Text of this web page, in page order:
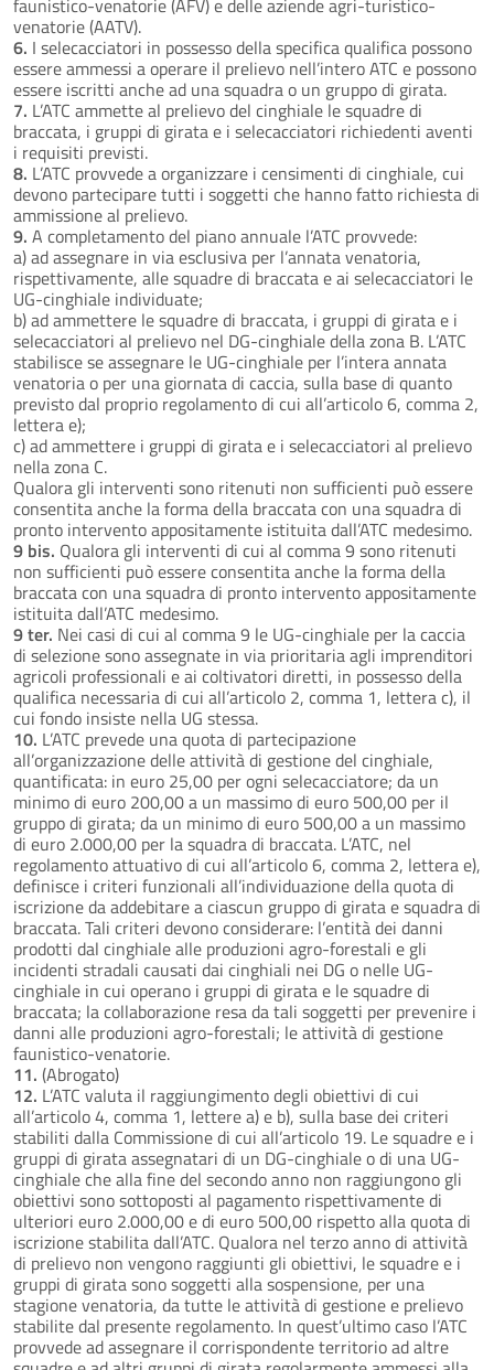
venatorie (AATV).
6. I selecacciatori in possesso della specifica qualifica possono
essere ammessi a operare il prelievo nell’intero ATC e possono
essere iscritti anche ad una squadra o un gruppo di girata.
7. L’ATC ammette al prelievo del cinghiale le squadre di
braccata, i gruppi di girata e i selecacciatori richiedenti aventi
i requisiti previsti.
8. L’ATC provvede a organizzare i censimenti di cinghiale, cui
devono partecipare tutti i soggetti che hanno fatto richiesta di
ammissione al prelievo.
9. A completamento del piano annuale l’ATC provvede:
a) ad assegnare in via esclusiva per l’annata venatoria,
rispettivamente, alle squadre di braccata e ai selecacciatori le
UG-cinghiale individuate;
b) ad ammettere le squadre di braccata, i gruppi di girata e i
selecacciatori al prelievo nel DG-cinghiale della zona B. L’ATC
stabilisce se assegnare le UG-cinghiale per l’intera annata
venatoria o per una giornata di caccia, sulla base di quanto
previsto dal proprio regolamento di cui all’articolo 6, comma 2,
lettera e);
c) ad ammettere i gruppi di girata e i selecacciatori al prelievo
nella zona C.
Qualora gli interventi sono ritenuti non sufficienti può essere
consentita anche la forma della braccata con una squadra di
pronto intervento appositamente istituita dall’ATC medesimo.
9 bis. Qualora gli interventi di cui al comma 9 sono ritenuti
non sufficienti può essere consentita anche la forma della
braccata con una squadra di pronto intervento appositamente
istituita dall’ATC medesimo.
9 ter. Nei casi di cui al comma 9 le UG-cinghiale per la caccia
di selezione sono assegnate in via prioritaria agli imprenditori
agricoli professionali e ai coltivatori diretti, in possesso della
qualifica necessaria di cui all’articolo 2, comma 1, lettera c), il
cui fondo insiste nella UG stessa.
10. L’ATC prevede una quota di partecipazione
all’organizzazione delle attività di gestione del cinghiale,
quantificata: in euro 25,00 per ogni selecacciatore; da un
minimo di euro 200,00 a un massimo di euro 500,00 per il
gruppo di girata; da un minimo di euro 500,00 a un massimo
di euro 2.000,00 per la squadra di braccata. L’ATC, nel
regolamento attuativo di cui all’articolo 6, comma 2, lettera e),
definisce i criteri funzionali all’individuazione della quota di
iscrizione da addebitare a ciascun gruppo di girata e squadra di
braccata. Tali criteri devono considerare: l’entità dei danni
prodotti dal cinghiale alle produzioni agro-forestali e gli
incidenti stradali causati dai cinghiali nei DG o nelle UG-
cinghiale in cui operano i gruppi di girata e le squadre di
braccata; la collaborazione resa da tali soggetti per prevenire i
danni alle produzioni agro-forestali; le attività di gestione
faunistico-venatorie.
11. (Abrogato)
12. L’ATC valuta il raggiungimento degli obiettivi di cui
all’articolo 4, comma 1, lettere a) e b), sulla base dei criteri
stabiliti dalla Commissione di cui all’articolo 19. Le squadre e i
gruppi di girata assegnatari di un DG-cinghiale o di una UG-
cinghiale che alla fine del secondo anno non raggiungono gli
obiettivi sono sottoposti al pagamento rispettivamente di
ulteriori euro 2.000,00 e di euro 500,00 rispetto alla quota di
iscrizione stabilita dall’ATC. Qualora nel terzo anno di attività
di prelievo non vengono raggiunti gli obiettivi, le squadre e i
gruppi di girata sono soggetti alla sospensione, per una
stagione venatoria, da tutte le attività di gestione e prelievo
stabilite dal presente regolamento. In quest’ultimo caso l’ATC
provvede ad assegnare il corrispondente territorio ad altre